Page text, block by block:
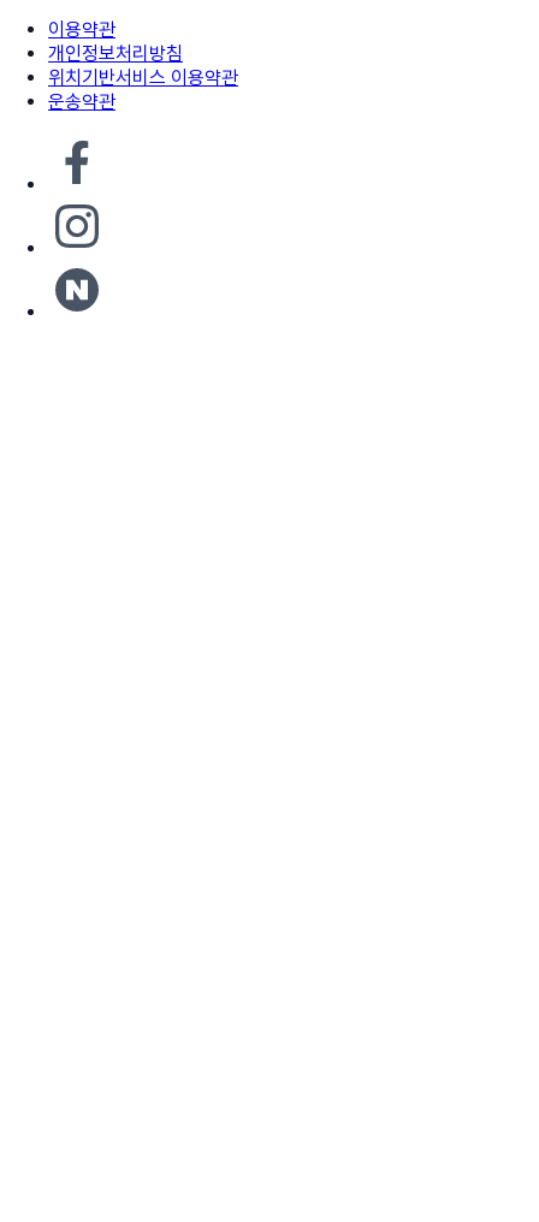
이용약관
개인정보처리방침
위치기반서비스 이용약관
운송약관